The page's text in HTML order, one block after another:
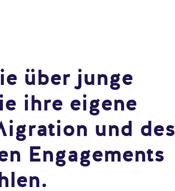
über junge
ihre eigene
und des
Engagements